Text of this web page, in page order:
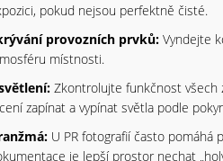
pokud nejsou perfektně čisté.
provozních prvků: Vyndejte
místnosti.
Zkontrolujte funkčnost všech
zapínat a vypínat světla podle
U PR fotografií často pomáhá
je lepší prostor nechat